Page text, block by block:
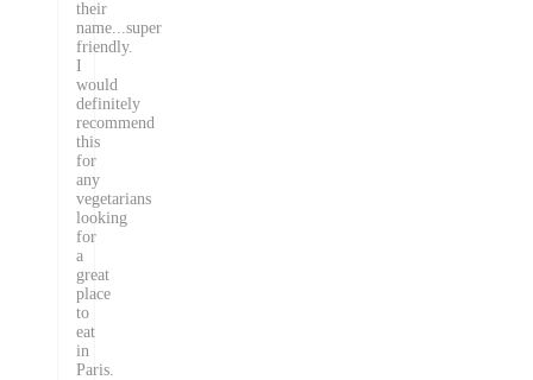
their
name...super
friendly.
I
would
definitely
recommend
this
for
any
vegetarians
looking
for
a
great
place
to
eat
in
Paris.